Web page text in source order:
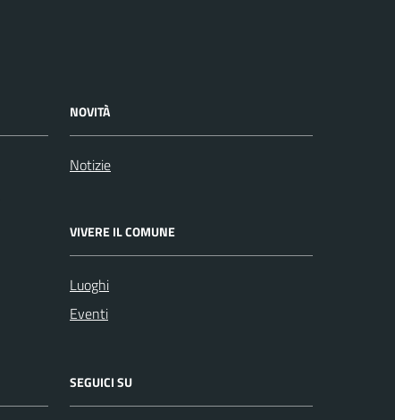
NOVITÀ
Notizie
VIVERE IL COMUNE
Luoghi
Eventi
SEGUICI SU